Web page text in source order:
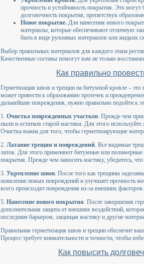
прочность и устойчивость покрытия. Это
долговечность покрытия, препятствуя
Новое покрытие. Для нанесения нового
материалы, которые обеспечивают отличную
быть в виде рулонных материалов или жидких
Выбор правильных материалов для каждого этапа
Качественные составы помогут вам не только
Как правильно
Герметизация швов и трещин на битумной кровле – это
может привести к образованию протечек и
дальнейшие повреждения, нужно правильно подойти к
1. Очистка поврежденных участков. Прежде чем
пыли и остатков старой мастики. Для этого
Очистка важна для того, чтобы герметизирующие
2. Латание трещин и повреждений. Все видимые
латок. Для этого применяют битумные или полимерные
покрытия. Прежде чем наносить мастику, убедитесь,
3. Укрепление швов. После того как трещины
появление новых повреждений и улучшает прочность
всего происходят повреждения из-за внешних факторов.
5. Нанесение нового покрытия. После завершения
дополнительная защита от внешних воздействий,
последним барьером, защищая мастику и другие
Правильная герметизация швов и трещин обеспечит
Процесс требует внимательности и точности, чтобы
Как повысить